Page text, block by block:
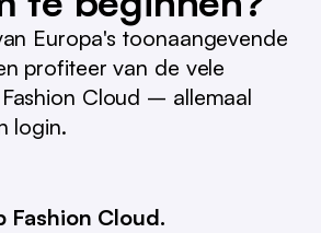
Europa's toonaangevende
profiteer van de vele
Cloud – allemaal
login.
Fashion Cloud.